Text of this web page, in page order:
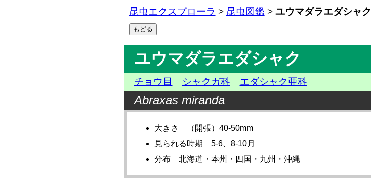
昆虫エクスプローラ > 昆虫図鑑> ユウマダラエダシャク
ユウマダラエダシャク
チョウ目 シャクガ科 エダシャク亜科
Abraxas miranda
大きさ （開張）40-50mm
見られる時期 5-6、8-10月
分布 北海道・本州・四国・九州・沖縄